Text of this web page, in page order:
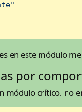
en este módulo
por
módulo crítico, no